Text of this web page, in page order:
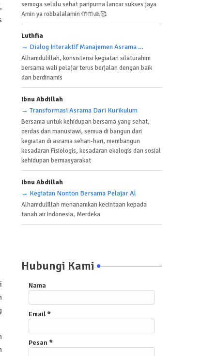
semoga selalu sehat paripurna lancar sukses jaya
Amin ya robbalalamin 🤲🤲🙏🥰
Luthfia
→ Dialog Interaktif Manajemen Asrama Dan
Alhamdulillah, konsistensi kegiatan silaturahim
bersama wali pelajar terus berjalan dengan baik
dan berdinamis
Ibnu Abdillah
→ Transformasi Asrama Dari Kurikulum
Bersama untuk kehidupan bersama yang sehat,
cerdas dan manusiawi, semua di bangun dari
kegiatan di asrama sehari-hari, membangun
kesadaran Fisiologis, kesadaran ekologis dan sosial
kehidupan bermasyarakat
Ibnu Abdillah
→ Kegiatan Nonton Bersama Pelajar Al
Alhamdulillah menanamkan kecintaan kepada
tanah air Indonesia, Merdeka
Hubungi Kami
Nama
Email *
Pesan *